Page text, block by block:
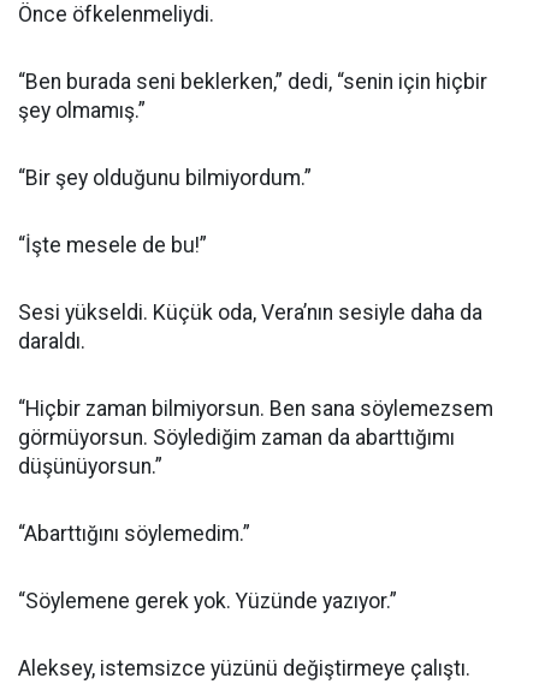
Önce öfkelenmeliydi.
“Ben burada seni beklerken,” dedi, “senin için hiçbir
şey olmamış.”
“Bir şey olduğunu bilmiyordum.”
“İşte mesele de bu!”
Sesi yükseldi. Küçük oda, Vera’nın sesiyle daha da
daraldı.
“Hiçbir zaman bilmiyorsun. Ben sana söylemezsem
görmüyorsun. Söylediğim zaman da abarttığımı
düşünüyorsun.”
“Abarttığını söylemedim.”
“Söylemene gerek yok. Yüzünde yazıyor.”
Aleksey, istemsizce yüzünü değiştirmeye çalıştı.